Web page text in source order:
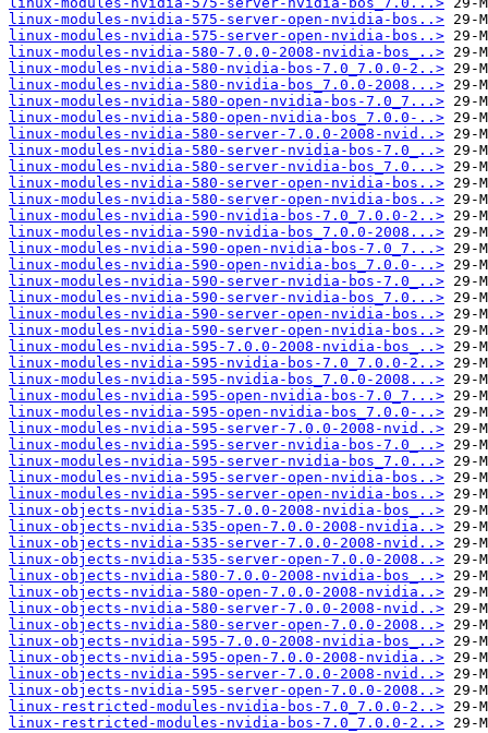
linux-modules-nvidia-575-server-open-nvidia-bos..>
linux-modules-nvidia-575-server-open-nvidia-bos..>
linux-modules-nvidia-580-7.0.0-2008-nvidia-bos_..>
linux-modules-nvidia-580-nvidia-bos-7.0_7.0.0-2..>
linux-modules-nvidia-580-nvidia-bos_7.0.0-2008...>
linux-modules-nvidia-580-open-nvidia-bos-7.0_7...>
linux-modules-nvidia-580-open-nvidia-bos_7.0.0-..>
linux-modules-nvidia-580-server-7.0.0-2008-nvid..>
linux-modules-nvidia-580-server-nvidia-bos-7.0_..>
linux-modules-nvidia-580-server-nvidia-bos_7.0...>
linux-modules-nvidia-580-server-open-nvidia-bos..>
linux-modules-nvidia-580-server-open-nvidia-bos..>
linux-modules-nvidia-590-nvidia-bos-7.0_7.0.0-2..>
linux-modules-nvidia-590-nvidia-bos_7.0.0-2008...>
linux-modules-nvidia-590-open-nvidia-bos-7.0_7...>
linux-modules-nvidia-590-open-nvidia-bos_7.0.0-..>
linux-modules-nvidia-590-server-nvidia-bos-7.0_..>
linux-modules-nvidia-590-server-nvidia-bos_7.0...>
linux-modules-nvidia-590-server-open-nvidia-bos..>
linux-modules-nvidia-590-server-open-nvidia-bos..>
linux-modules-nvidia-595-7.0.0-2008-nvidia-bos_..>
linux-modules-nvidia-595-nvidia-bos-7.0_7.0.0-2..>
linux-modules-nvidia-595-nvidia-bos_7.0.0-2008...>
linux-modules-nvidia-595-open-nvidia-bos-7.0_7...>
linux-modules-nvidia-595-open-nvidia-bos_7.0.0-..>
linux-modules-nvidia-595-server-7.0.0-2008-nvid..>
linux-modules-nvidia-595-server-nvidia-bos-7.0_..>
linux-modules-nvidia-595-server-nvidia-bos_7.0...>
linux-modules-nvidia-595-server-open-nvidia-bos..>
linux-modules-nvidia-595-server-open-nvidia-bos..>
linux-objects-nvidia-535-7.0.0-2008-nvidia-bos_..>
linux-objects-nvidia-535-open-7.0.0-2008-nvidia..>
linux-objects-nvidia-535-server-7.0.0-2008-nvid..>
linux-objects-nvidia-535-server-open-7.0.0-2008..>
linux-objects-nvidia-580-7.0.0-2008-nvidia-bos_..>
linux-objects-nvidia-580-open-7.0.0-2008-nvidia..>
linux-objects-nvidia-580-server-7.0.0-2008-nvid..>
linux-objects-nvidia-580-server-open-7.0.0-2008..>
linux-objects-nvidia-595-7.0.0-2008-nvidia-bos_..>
linux-objects-nvidia-595-open-7.0.0-2008-nvidia..>
linux-objects-nvidia-595-server-7.0.0-2008-nvid..>
linux-objects-nvidia-595-server-open-7.0.0-2008..>
linux-restricted-modules-nvidia-bos-7.0_7.0.0-2..>
linux-restricted-modules-nvidia-bos-7.0_7.0.0-2..>